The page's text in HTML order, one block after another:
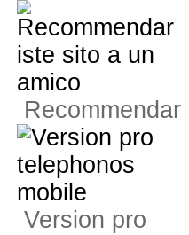
Recommendar
Version pro